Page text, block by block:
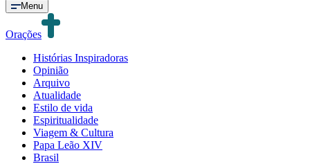
Menu
Orações
Histórias Inspiradoras
Opinião
Arquivo
Atualidade
Estilo de vida
Espiritualidade
Viagem & Cultura
Papa Leão XIV
Brasil